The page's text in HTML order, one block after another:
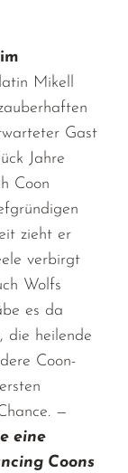
Mikell
Gast
Jahre
Coon
zieht er
verbirgt
Wolfs
es da
die heilende
Coon-
—
eine
Coons